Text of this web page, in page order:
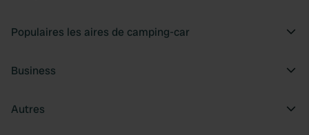
Populaires les aires de camping-car
Business
Autres